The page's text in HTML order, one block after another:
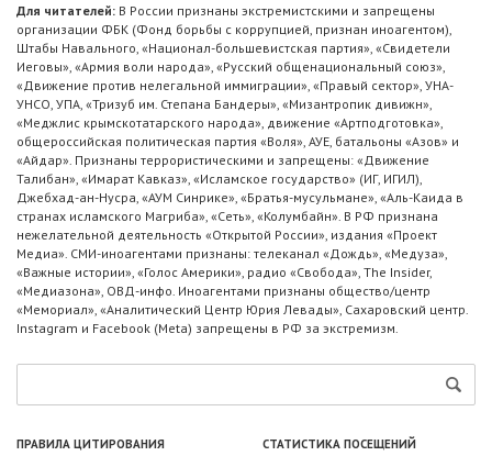
Для читателей: В России признаны экстремистскими и запрещены
организации ФБК (Фонд борьбы с коррупцией, признан иноагентом),
Штабы Навального, «Национал-большевистская партия», «Свидетели
Иеговы», «Армия воли народа», «Русский общенациональный союз»,
«Движение против нелегальной иммиграции», «Правый сектор», УНА-
УНСО, УПА, «Тризуб им. Степана Бандеры», «Мизантропик дивижн»,
«Меджлис крымскотатарского народа», движение «Артподготовка»,
общероссийская политическая партия «Воля», АУЕ, батальоны «Азов» и
«Айдар». Признаны террористическими и запрещены: «Движение
Талибан», «Имарат Кавказ», «Исламское государство» (ИГ, ИГИЛ),
Джебхад-ан-Нусра, «АУМ Синрике», «Братья-мусульмане», «Аль-Каида в
странах исламского Магриба», «Сеть», «Колумбайн». В РФ признана
нежелательной деятельность «Открытой России», издания «Проект
Медиа». СМИ-иноагентами признаны: телеканал «Дождь», «Медуза»,
«Важные истории», «Голос Америки», радио «Свобода», The Insider,
«Медиазона», ОВД-инфо. Иноагентами признаны общество/центр
«Мемориал», «Аналитический Центр Юрия Левады», Сахаровский центр.
Instagram и Facebook (Metа) запрещены в РФ за экстремизм.
ПРАВИЛА ЦИТИРОВАНИЯ СТАТИСТИКА ПОСЕЩЕНИЙ